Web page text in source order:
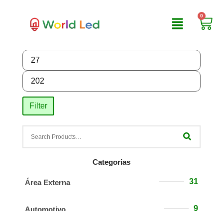
0
Filter
Categorias
Área Externa 31
Automotivo 9